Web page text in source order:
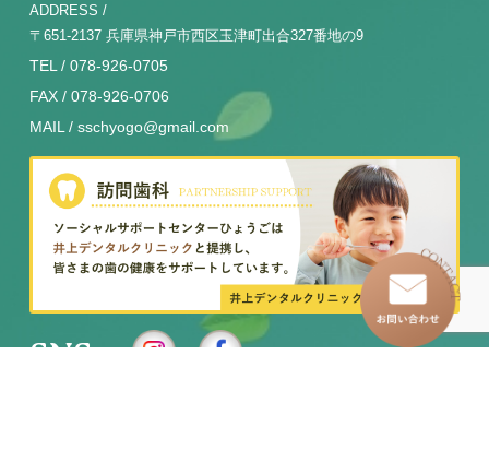
ADDRESS /
〒651-2137 兵庫県神戸市西区玉津町出合327番地の9
TEL / 078-926-0705
FAX / 078-926-0706
MAIL / sschyogo@gmail.com
SNS